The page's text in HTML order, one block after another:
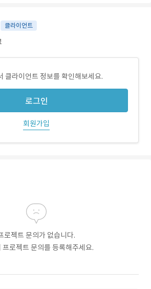
클라이언트
클라이언트 정보를 확인해보세요.
로그인
회원가입
로젝트 문의가 없습니다.
프로젝트 문의를 등록해주세요.